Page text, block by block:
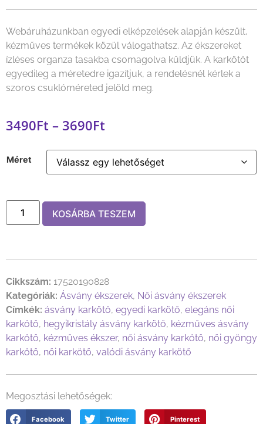
Webáruházunkban egyedi elképzelések alapján készült,
kézműves termékek közül válogathatsz. Az ékszereket
ízléses organza tasakba csomagolva küldjük. A karkötőt
egyedileg a méretedre igazítjuk, a rendelésnél kérlek a
szoros csuklóméreted jelöld meg.
3490Ft – 3690Ft
Méret
KOSÁRBA TESZEM
Cikkszám: 17520190828
Kategóriák: Ásvány ékszerek, Női ásvány ékszerek
Címkék: ásvány karkötő, egyedi karkötő, elegáns női
karkötő, hegyikristály ásvány karkötő, kézműves ásvány
karkötő, kézműves ékszer, női ásvány karkötő, női gyöngy
karkötő, női karkötő, valódi ásvány karkötő
Megosztási lehetőségek:
Facebook Twitter Pinterest